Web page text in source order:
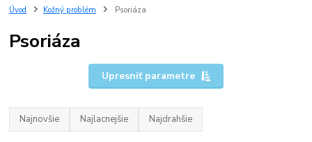
Úvod Kožný problém Psoriáza
Psoriáza
Upresniť parametre
Najnovšie Najlacnejšie Najdrahšie